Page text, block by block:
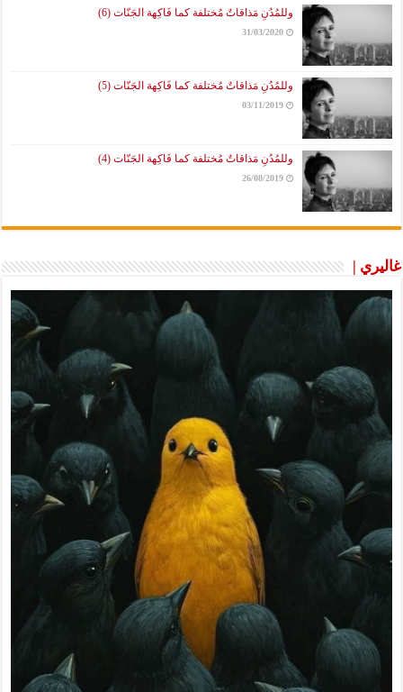
وللمُدُنِ مَذاقاتٌ مُختلفة كما فَاكِهة الجَنّات (6)
31/03/2020
وللمُدُنِ مَذاقاتٌ مُختلفة كما فَاكِهة الجَنّات (5)
03/11/2019
وللمُدُنِ مَذاقاتٌ مُختلفة كما فَاكِهة الجَنّات (4)
26/08/2019
غاليري |